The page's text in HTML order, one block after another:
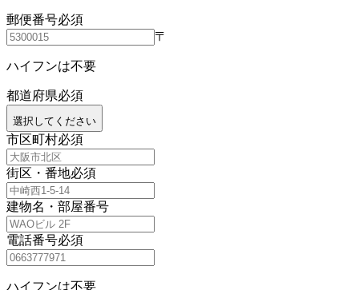
郵便番号必須
〒
ハイフンは不要
都道府県必須
選択してください
市区町村必須
街区・番地必須
建物名・部屋番号
電話番号必須
ハイフンは不要